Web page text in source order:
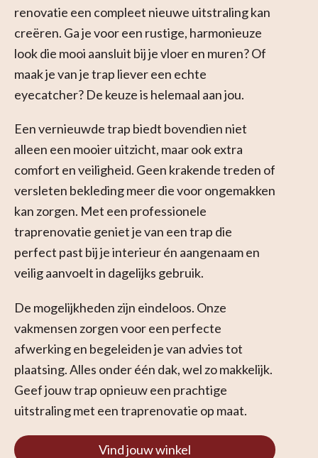
renovatie een compleet nieuwe uitstraling kan
creëren. Ga je voor een rustige, harmonieuze
look die mooi aansluit bij je vloer en muren? Of
maak je van je trap liever een echte
eyecatcher? De keuze is helemaal aan jou.
Een vernieuwde trap biedt bovendien niet
alleen een mooier uitzicht, maar ook extra
comfort en veiligheid. Geen krakende treden of
versleten bekleding meer die voor ongemakken
kan zorgen. Met een professionele
traprenovatie geniet je van een trap die
perfect past bij je interieur én aangenaam en
veilig aanvoelt in dagelijks gebruik.
De mogelijkheden zijn eindeloos. Onze
vakmensen zorgen voor een perfecte
afwerking en begeleiden je van advies tot
plaatsing. Alles onder één dak, wel zo makkelijk.
Geef jouw trap opnieuw een prachtige
uitstraling met een traprenovatie op maat.
Vind jouw winkel